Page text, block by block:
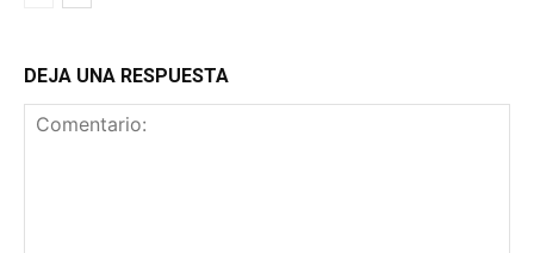
DEJA UNA RESPUESTA